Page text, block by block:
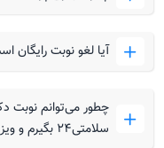
آیا لغو نوبت رایگان
چطور می‌توانم نوبت
سلامتی۲۴ بگیرم و ویزیت شوم؟